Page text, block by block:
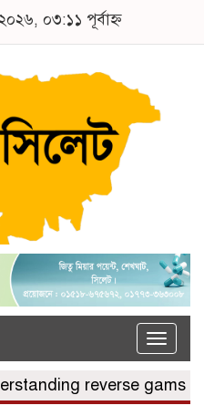
০৩:১১ পূর্বাহ্ন
Toggle
reverse gamstop